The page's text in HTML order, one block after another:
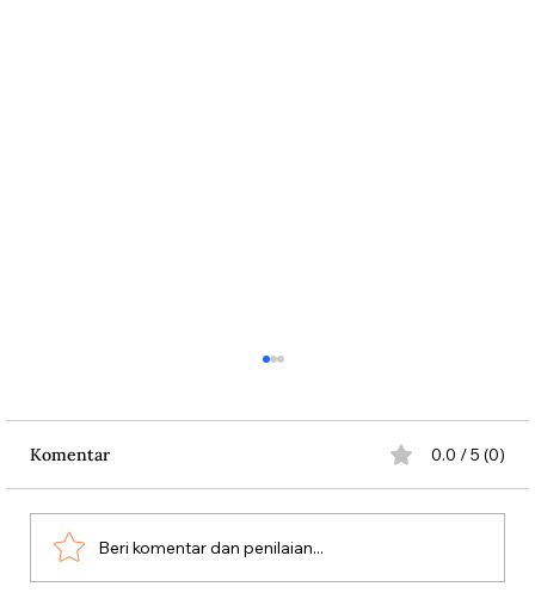
Komentar 0.0 / 5 (0)
Beri komentar dan penilaian...